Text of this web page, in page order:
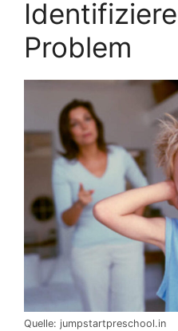
Problem
Quelle: jumpstartpreschool.in